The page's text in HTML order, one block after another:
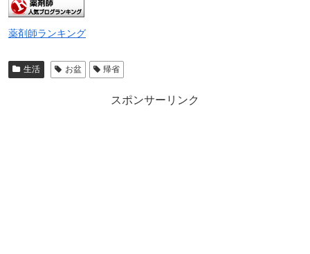
薬剤師ランキング
生活 お盆 帰省
スポンサーリンク